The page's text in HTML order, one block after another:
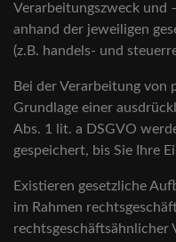
Verarbeitungszweck und
anhand der jeweiligen
(z.B. handels- und
Bei der Verarbeitung von
Grundlage einer
Abs. 1 lit. a DSGVO
gespeichert, bis Sie Ihre
Existieren gesetzliche
im Rahmen
rechtsgeschäftsähnlicher